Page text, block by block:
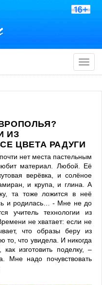
Toggle
ИЗ
ЦВЕТА РАДУГИ
нет места пастельным
материал. Любой. Её
верёвка, и солёное
и крупа, и глина. А
та тоже ложится в неё
и родилась… - Мне не до
учитель технологии из
не хватает: если не
что образы беру из
то, что увидела. И никогда
изготовить поделку, –
Мне надо почувствовать